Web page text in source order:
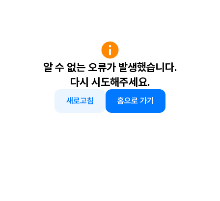
알 수 없는 오류가 발생했습니다.
다시 시도해주세요.
새로고침 홈으로 가기